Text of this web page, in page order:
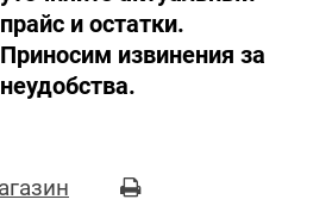
прайс и остатки.
Приносим извинения за
неудобства.